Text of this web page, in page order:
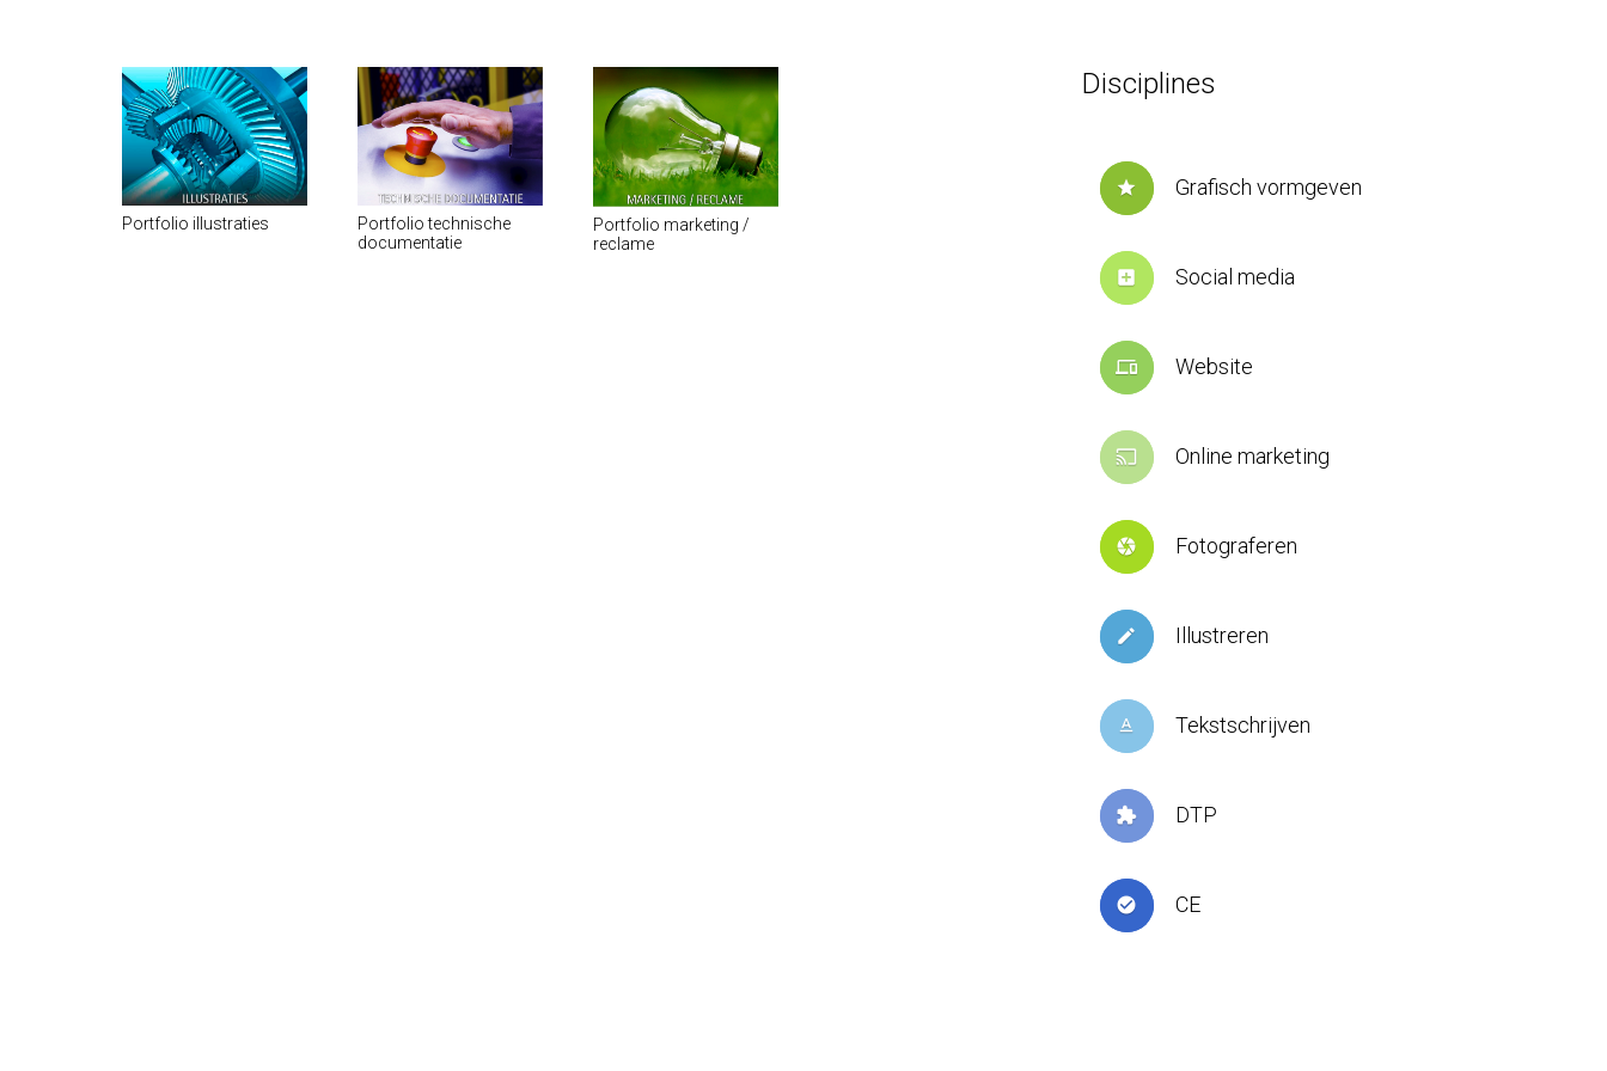
Portfolio illustraties
Portfolio technische
documentatie
Portfolio marketing /
reclame
Disciplines
star Grafisch vormgeven
add_box Social media
devices Website
cast Online marketing
camera Fotograferen
create Illustreren
text_format Tekstschrijven
extension DTP
check_circle CE